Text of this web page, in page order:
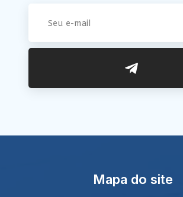
Mapa do site